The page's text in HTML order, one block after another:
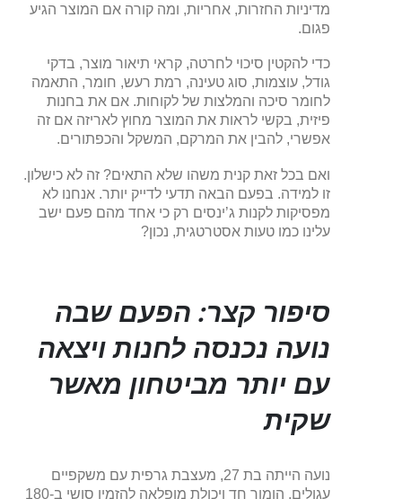
מדיניות החזרות, אחריות, ומה קורה אם המוצר הגיע
פגום.
כדי להקטין סיכוי לחרטה, קראי תיאור מוצר, בדקי
גודל, עוצמות, סוג טעינה, רמת רעש, חומר, התאמה
לחומר סיכה והמלצות של לקוחות. אם את בחנות
פיזית, בקשי לראות את המוצר מחוץ לאריזה אם זה
אפשרי, להבין את המרקם, המשקל והכפתורים.
ואם בכל זאת קנית משהו שלא התאים? זה לא כישלון.
זו למידה. בפעם הבאה תדעי לדייק יותר. אנחנו לא
מפסיקות לקנות ג’ינסים רק כי אחד מהם פעם ישב
עלינו כמו טעות אסטרטגית, נכון?
סיפור קצר: הפעם שבה
נועה נכנסה לחנות ויצאה
עם יותר מביטחון מאשר
שקית
נועה הייתה בת 27, מעצבת גרפית עם משקפיים
עגולים, הומור חד ויכולת מופלאה להזמין סושי ב-180